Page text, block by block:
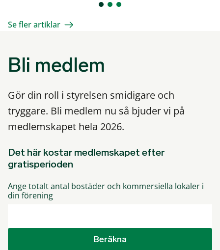
Se fler artiklar
Bli medlem
Gör din roll i styrelsen smidigare och
tryggare. Bli medlem nu så bjuder vi på
medlemskapet hela 2026.
Det här kostar medlemskapet efter
gratisperioden
Ange totalt antal bostäder och kommersiella lokaler i
din förening
Beräkna